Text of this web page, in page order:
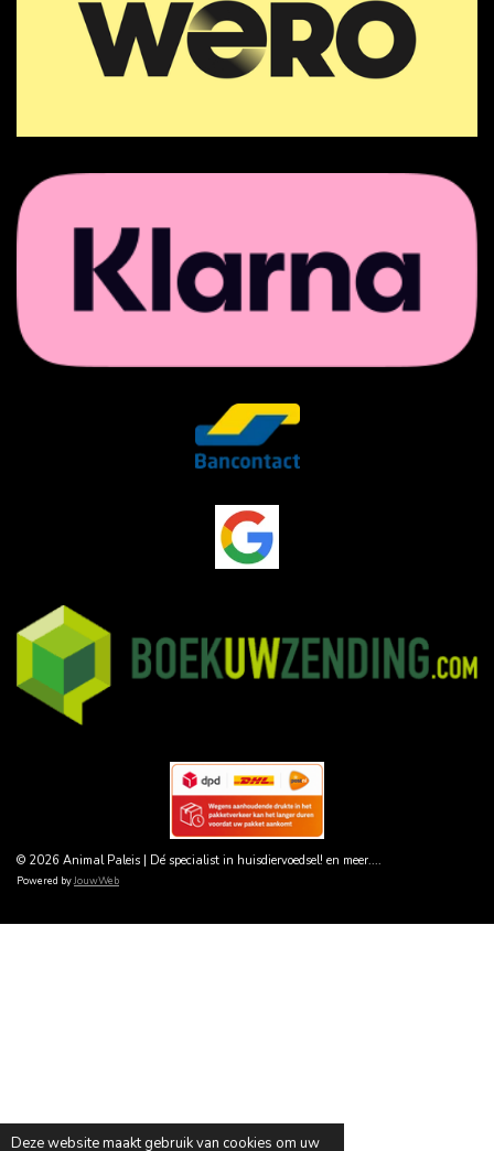
Deze website maakt gebruik van cookies om uw
© 2026 Animal Paleis | Dé specialist in huisdiervoedsel! en meer....
Powered byJouwWeb